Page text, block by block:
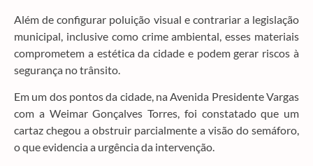
Além de configurar poluição visual e contrariar a legislação
municipal, inclusive como crime ambiental, esses materiais
comprometem a estética da cidade e podem gerar riscos à
segurança no trânsito.
Em um dos pontos da cidade, na Avenida Presidente Vargas
com a Weimar Gonçalves Torres, foi constatado que um
cartaz chegou a obstruir parcialmente a visão do semáforo,
o que evidencia a urgência da intervenção.